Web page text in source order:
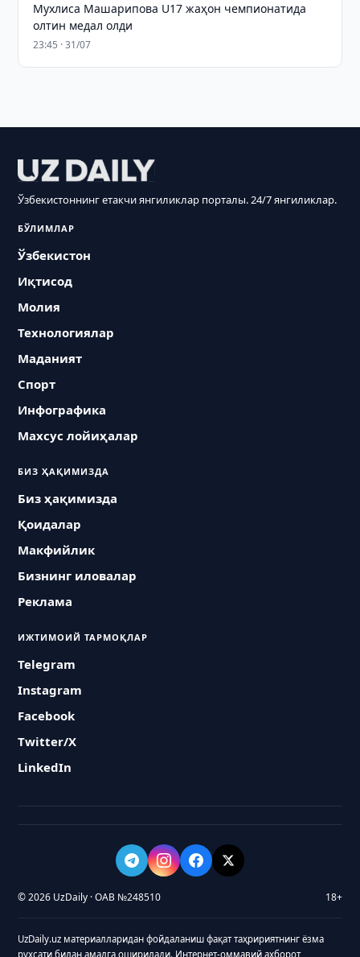
Мухлиса Машарипова U17 жаҳон чемпионатида
олтин медал олди
23:45 · 31/07
Ўзбекистоннинг етакчи янгиликлар порталы. 24/7 янгиликлар.
БЎЛИМЛАР
Ўзбекистон
Иқтисод
Молия
Технологиялар
Маданият
Спорт
Инфографика
Махсус лойиҳалар
БИЗ ҲАҚИМИЗДА
Биз ҳақимизда
Қоидалар
Макфийлик
Бизнинг иловалар
Реклама
ИЖТИМОИЙ ТАРМОҚЛАР
Telegram
Instagram
Facebook
Twitter/X
LinkedIn
© 2026 UzDaily · ОАВ №248510 18+
UzDaily.uz материалларидан фойдаланиш фақат таҳририятнинг ёзма
рухсати билан амалга оширилади. Интернет-оммавий ахборот